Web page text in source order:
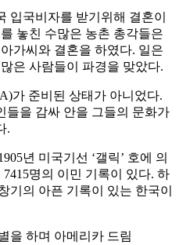
입국비자를 받기위해 결혼이
놓친 수많은 농촌 총각들은
가씨와 결혼을 하였다. 일은
은 사람들이 파경을 맞았다.
가 준비된 상태가 아니었다.
들을 감싸 안을 그들의 문화가
.
년 미국기선 ‘갤릭’ 호에 의
명의 이민 기록이 있다. 하
기의 아픈 기록이 있는 한국이
을 하며 아메리카 드림